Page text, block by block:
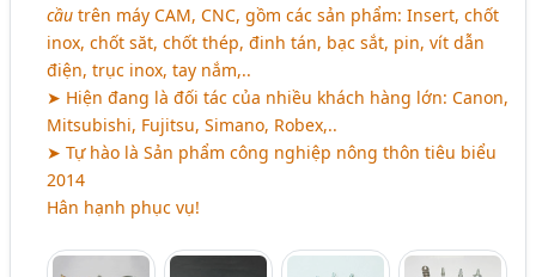
cầu trên máy CAM, CNC, gồm các sản phẩm: Insert, chốt
inox, chốt săt, chốt thép, đinh tán, bạc sắt, pin, vít dẫn
điện, trục inox, tay nắm,..
➤ Hiện đang là đối tác của nhiều khách hàng lớn: Canon,
Mitsubishi, Fujitsu, Simano, Robex,..
➤ Tự hào là Sản phẩm công nghiệp nông thôn tiêu biểu
2014
Hân hạnh phục vụ!